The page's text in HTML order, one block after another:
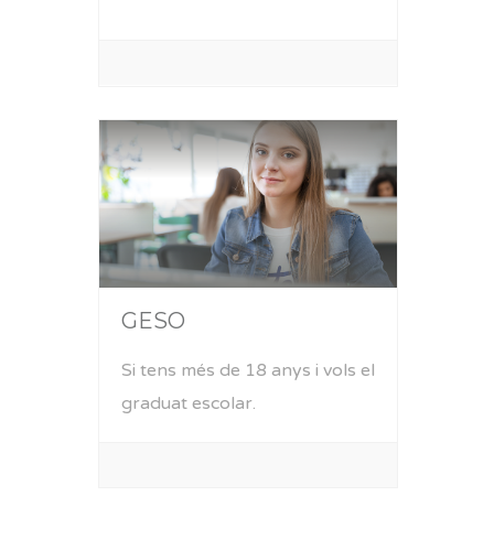
GESO
Si tens més de 18 anys i vols el
graduat escolar.